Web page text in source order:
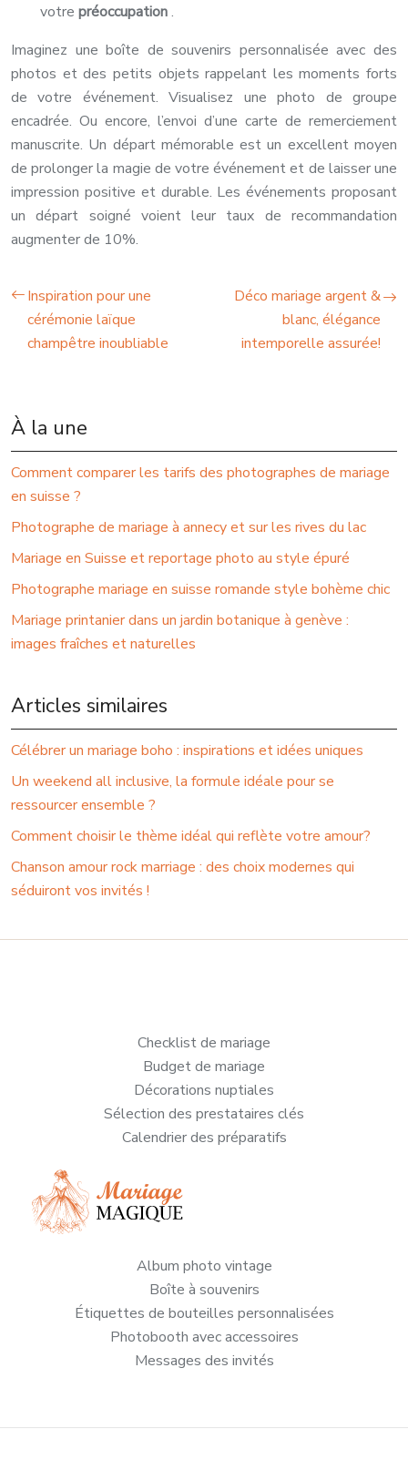
votre préoccupation.
Imaginez une boîte de souvenirs personnalisée avec des
photos et des petits objets rappelant les moments forts
de votre événement. Visualisez une photo de groupe
encadrée. Ou encore, l’envoi d’une carte de remerciement
manuscrite. Un départ mémorable est un excellent moyen
de prolonger la magie de votre événement et de laisser une
impression positive et durable. Les événements proposant
un départ soigné voient leur taux de recommandation
augmenter de 10%.
Inspiration pour une
cérémonie laïque
champêtre inoubliable
Déco mariage argent &
blanc, élégance
intemporelle assurée!
À la une
Comment comparer les tarifs des photographes de mariage
en suisse ?
Photographe de mariage à annecy et sur les rives du lac
Mariage en Suisse et reportage photo au style épuré
Photographe mariage en suisse romande style bohème chic
Mariage printanier dans un jardin botanique à genève :
images fraîches et naturelles
Articles similaires
Célébrer un mariage boho : inspirations et idées uniques
Un weekend all inclusive, la formule idéale pour se
ressourcer ensemble ?
Comment choisir le thème idéal qui reflète votre amour?
Chanson amour rock marriage : des choix modernes qui
séduiront vos invités !
Checklist de mariage
Budget de mariage
Décorations nuptiales
Sélection des prestataires clés
Calendrier des préparatifs
Album photo vintage
Boîte à souvenirs
Étiquettes de bouteilles personnalisées
Photobooth avec accessoires
Messages des invités